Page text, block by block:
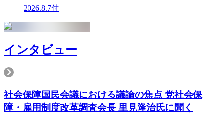
2026.8.7付
インタビュー
社会保障国民会議における議論の焦点 党社会保
障・雇用制度改革調査会長 里見隆治氏に聞く